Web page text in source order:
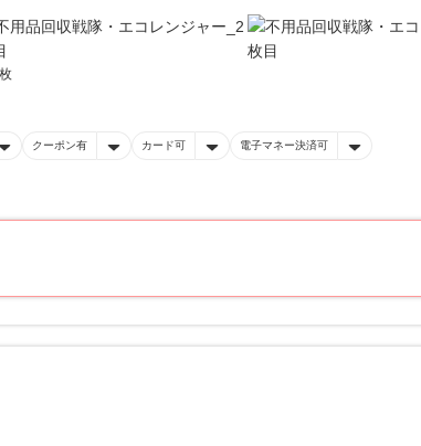
クーポン有 カード可 電子マネー決済可